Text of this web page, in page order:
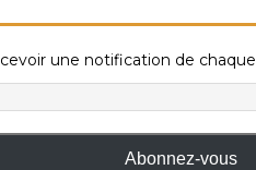
une notification de
Abonnez-vous